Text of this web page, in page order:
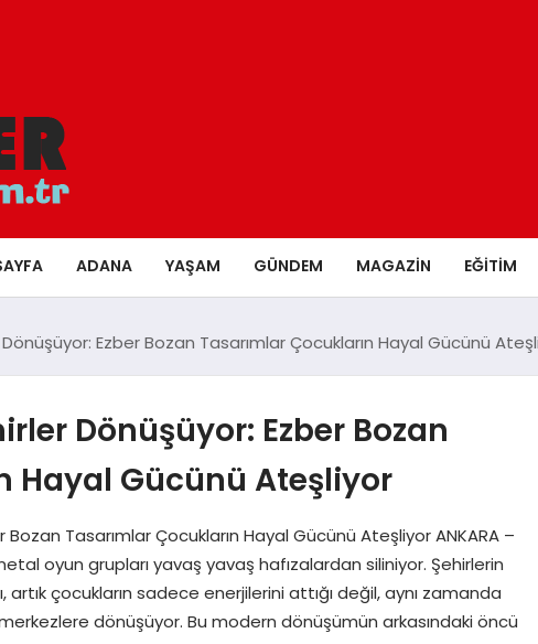
ADANA YAŞAM GÜNDEM MAGAZIN EĞITIM
Ezber Bozan Tasarımlar Çocukların Hayal Gücünü
Dönüşüyor: Ezber Bozan
Hayal Gücünü Ateşliyor
Tasarımlar Çocukların Hayal Gücünü Ateşliyor ANKARA –
oyun grupları yavaş yavaş hafızalardan siliniyor. Şehirlerin
çocukların sadece enerjilerini attığı değil, aynı zamanda
dönüşüyor. Bu modern dönüşümün arkasındaki öncü